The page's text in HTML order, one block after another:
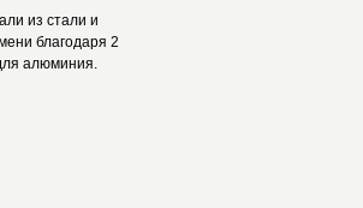
из стали и
благодаря 2
алюминия.